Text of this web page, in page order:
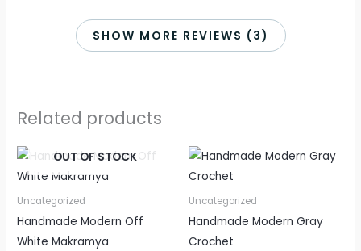
SHOW MORE REVIEWS (3)
Related products
OUT OF STOCK
Uncategorized
Handmade Modern Off
White Makramya
Uncategorized
Handmade Modern Gray
Crochet